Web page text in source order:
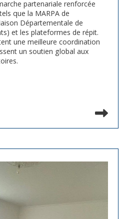
partenariale renforcée
que la MARPA de
Départementale de
et les plateformes de répit.
une meilleure coordination
un soutien global aux